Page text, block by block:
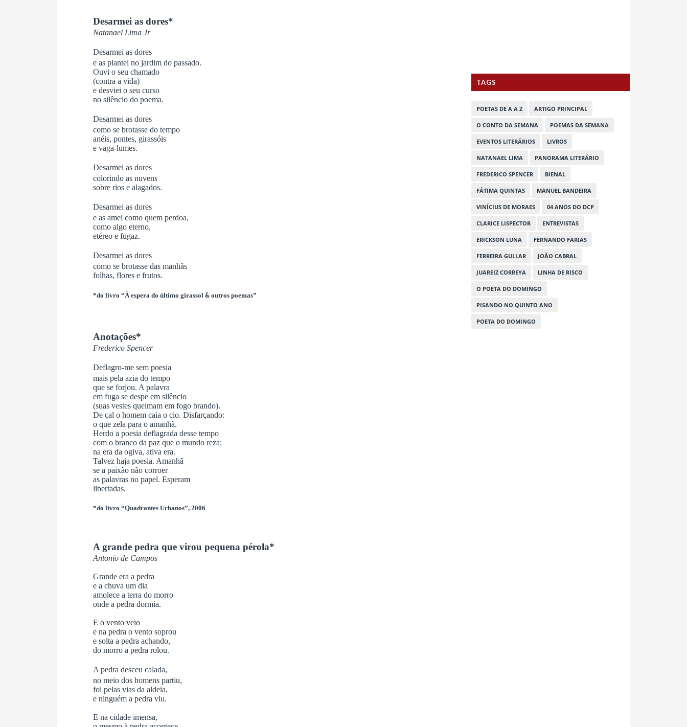
Desarmei as dores*
Natanael Lima Jr
Desarmei as dores
e as plantei no jardim do passado.
Ouvi o seu chamado
(contra a vida)
e desviei o seu curso
no silêncio do poema.
Desarmei as dores
como se brotasse do tempo
anéis, pontes, girassóis
e vaga-lumes.
Desarmei as dores
colorindo as nuvens
sobre rios e alagados.
Desarmei as dores
e as amei como quem perdoa,
como algo eterno,
etéreo e fugaz.
Desarmei as dores
como se brotasse das manhãs
folhas, flores e frutos.
*do livro “À espera do último girassol & outros poemas”
Anotações*
Frederico Spencer
Deflagro-me sem poesia
mais pela azia do tempo
que se forjou. A palavra
em fuga se despe em silêncio
(suas vestes queimam em fogo brando).
De cal o homem caia o cio. Disfarçando:
o que zela para o amanhã.
Herdo a poesia deflagrada desse tempo
com o branco da paz que o mundo reza:
na era da ogiva, ativa era.
Talvez haja poesia. Amanhã
se a paixão não corroer
as palavras no papel. Esperam
libertadas.
*do livro “Quadrantes Urbanos”, 2006
A grande pedra que virou pequena pérola*
Antonio de Campos
Grande era a pedra
e a chuva um dia
amolece a terra do morro
onde a pedra dormia.
E o vento veio
e na pedra o vento soprou
e solta a pedra achando,
do morro a pedra rolou.
A pedra desceu calada,
no meio dos homens partiu,
foi pelas vias da aldeia,
e ninguém a pedra viu.
E na cidade imensa,
TAGS
POETAS DE A A Z ARTIGO PRINCIPAL
O CONTO DA SEMANA POEMAS DA SEMANA
EVENTOS LITERÁRIOS LIVROS
NATANAEL LIMA PANORAMA LITERÁRIO
FREDERICO SPENCER BIENAL
FÁTIMA QUINTAS MANUEL BANDEIRA
VINÍCIUS DE MORAES 04 ANOS DO DCP
CLARICE LISPECTOR ENTREVISTAS
ERICKSON LUNA FERNANDO FARIAS
FERREIRA GULLAR JOÃO CABRAL
JUAREIZ CORREYA LINHA DE RISCO
O POETA DO DOMINGO
PISANDO NO QUINTO ANO
POETA DO DOMINGO